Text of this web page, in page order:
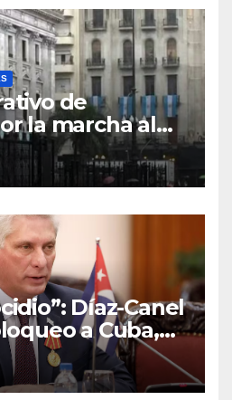
de
la marcha al
mapa de los
Díaz-Canel
a Cuba,
y reclamó